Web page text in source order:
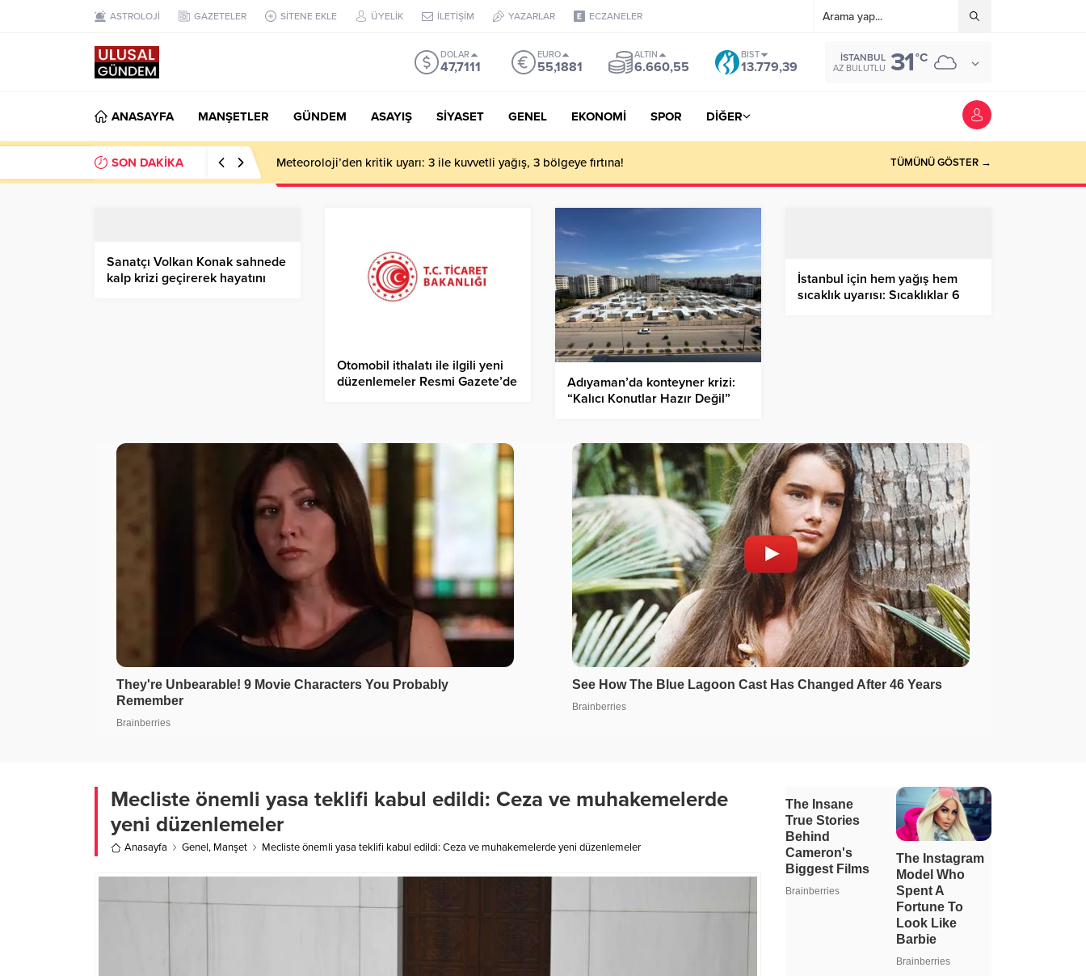
ASTROLOJİ GAZETELER SİTENE EKLE ÜYELİK İLETİŞİM YAZARLAR ECZANELER
DOLAR
47,7111
EURO
55,1881
ALTIN
6.660,55
BIST
13.779,39
İSTANBUL
AZ BULUTLU 31°C
ANASAYFA MANŞETLER GÜNDEM ASAYIŞ SİYASET GENEL EKONOMİ SPOR DİĞER
SON DAKİKA Meteoroloji’den kritik uyarı: 3 ile kuvvetli yağış, 3 bölgeye fırtına! TÜMÜNÜ GÖSTER →
Sanatçı Volkan Konak sahnede
kalp krizi geçirerek hayatını
Otomobil ithalatı ile ilgili yeni
düzenlemeler Resmi Gazete’de
Adıyaman’da konteyner krizi:
“Kalıcı Konutlar Hazır Değil”
İstanbul için hem yağış hem
sıcaklık uyarısı: Sıcaklıklar 6
Mecliste önemli yasa teklifi kabul edildi: Ceza ve muhakemelerde
yeni düzenlemeler
Anasayfa Genel, Manşet Mecliste önemli yasa teklifi kabul edildi: Ceza ve muhakemelerde yeni düzenlemeler